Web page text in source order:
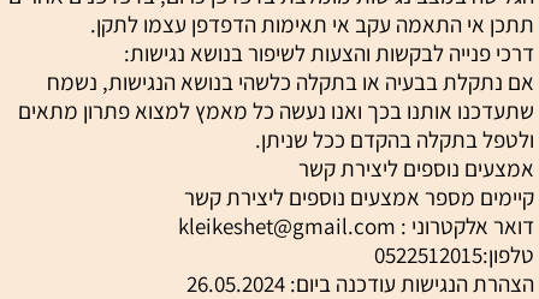
תתכן אי התאמה עקב אי תאימות הדפדפן עצמו לתקן.
דרכי פנייה לבקשות והצעות לשיפור בנושא נגישות:
אם נתקלת בבעיה או בתקלה כלשהי בנושא הנגישות, נשמח
שתעדכנו אותנו בכך ואנו נעשה כל מאמץ למצוא פתרון מתאים
ולטפל בתקלה בהקדם ככל שניתן.
אמצעים נוספים ליצירת קשר
קיימים מספר אמצעים נוספים ליצירת קשר
דואר אלקטרוני : kleikeshet@gmail.com
טלפון:0522512015
הצהרת הנגישות עודכנה ביום: 26.05.2024